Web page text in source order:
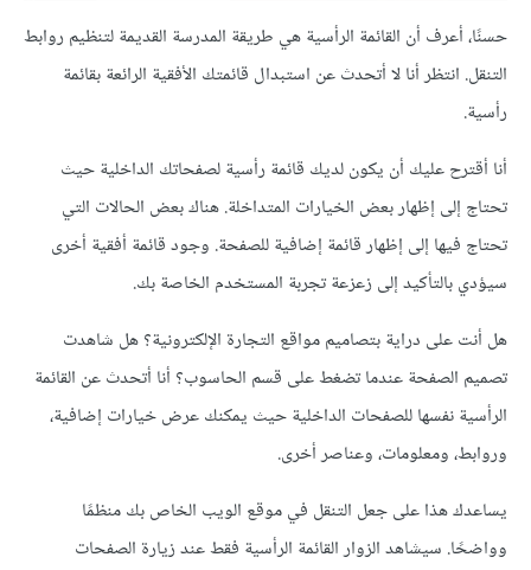
حسنًا، أعرف أن القائمة الرأسية هي طريقة المدرسة القديمة لتنظيم روابط
التنقل. انتظر أنا لا أتحدث عن استبدال قائمتك الأفقية الرائعة بقائمة
رأسية.
أنا أقترح عليك أن يكون لديك قائمة رأسية لصفحاتك الداخلية حيث
تحتاج إلى إظهار بعض الخيارات المتداخلة. هناك بعض الحالات التي
تحتاج فيها إلى إظهار قائمة إضافية للصفحة. وجود قائمة أفقية أخرى
سيؤدي بالتأكيد إلى زعزعة تجربة المستخدم الخاصة بك.
هل أنت على دراية بتصاميم مواقع التجارة الإلكترونية؟ هل شاهدت
تصميم الصفحة عندما تضغط على قسم الحاسوب؟ أنا أتحدث عن القائمة
الرأسية نفسها للصفحات الداخلية حيث يمكنك عرض خيارات إضافية،
وروابط، ومعلومات، وعناصر أخرى.
يساعدك هذا على جعل التنقل في موقع الويب الخاص بك منظمًا
وواضحًا. سيشاهد الزوار القائمة الرأسية فقط عند زيارة الصفحات